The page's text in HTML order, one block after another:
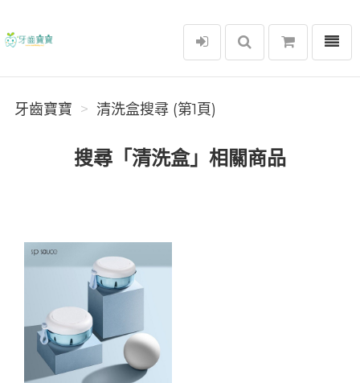
牙齒寶寶
選單
牙齒寶寶 清洗盒搜尋 (第1頁)
搜尋「清洗盒」相關商品